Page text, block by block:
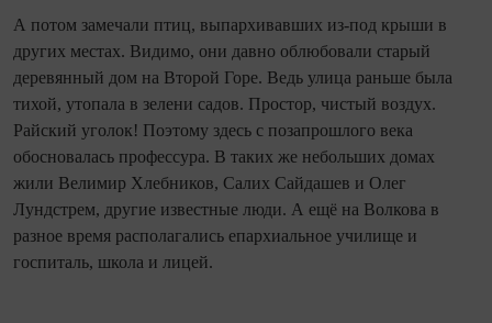
А потом замечали птиц, выпархивавших из‑под крыши в
других местах. Видимо, они давно облюбовали старый
деревянный дом на Второй Горе. Ведь улица раньше была
тихой, утопала в зелени садов. Простор, чистый воздух.
Райский уголок! Поэтому здесь с позапрошлого века
обосновалась профессура. В таких же небольших домах
жили Велимир Хлебников, Салих Сайдашев и Олег
Лундстрем, другие известные люди. А ещё на Волкова в
разное время располагались епархиальное училище и
госпиталь, школа и лицей.